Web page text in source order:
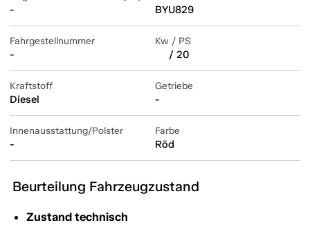
- BYU829
Fahrgestellnummer
-
Kw / PS
/ 20
Kraftstoff
Diesel
Getriebe
-
Innenausstattung/Polster
-
Farbe
Röd
Beurteilung Fahrzeugzustand
Zustand technisch